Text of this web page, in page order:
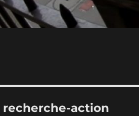
recherche-action